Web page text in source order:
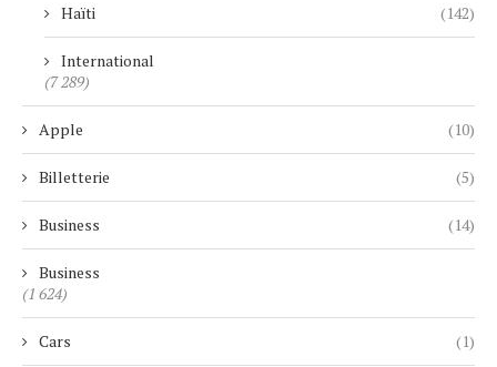
Haïti (142)
International
(7 289)
Apple (10)
Billetterie (5)
Business (14)
Business
(1 624)
Cars (1)